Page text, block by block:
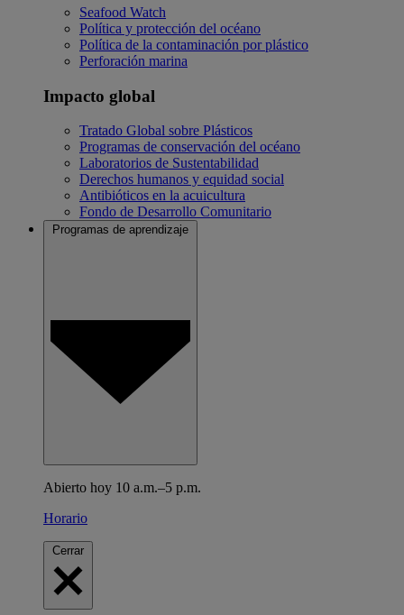
Seafood Watch
Política y protección del océano
Política de la contaminación por plástico
Perforación marina
Impacto global
Tratado Global sobre Plásticos
Programas de conservación del océano
Laboratorios de Sustentabilidad
Derechos humanos y equidad social
Antibióticos en la acuicultura
Fondo de Desarrollo Comunitario
Programas de aprendizaje
Abierto hoy 10 a.m.–5 p.m.
Horario
Cerrar